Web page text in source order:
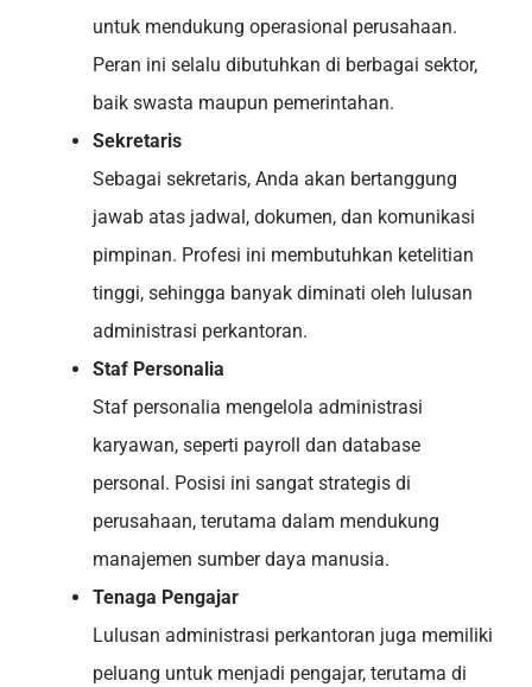
untuk mendukung operasional perusahaan.
Peran ini selalu dibutuhkan di berbagai sektor,
baik swasta maupun pemerintahan.
Sekretaris
Sebagai sekretaris, Anda akan bertanggung
jawab atas jadwal, dokumen, dan komunikasi
pimpinan. Profesi ini membutuhkan ketelitian
tinggi, sehingga banyak diminati oleh lulusan
administrasi perkantoran.
Staf Personalia
Staf personalia mengelola administrasi
karyawan, seperti payroll dan database
personal. Posisi ini sangat strategis di
perusahaan, terutama dalam mendukung
manajemen sumber daya manusia.
Tenaga Pengajar
Lulusan administrasi perkantoran juga memiliki
peluang untuk menjadi pengajar, terutama di